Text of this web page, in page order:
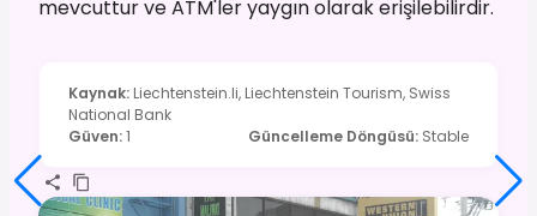
mevcuttur ve ATM'ler yaygın olarak erişilebilirdir.
Kaynak: Liechtenstein.li, Liechtenstein Tourism, Swiss
National Bank
Güven:1 Güncelleme Döngüsü: Stable